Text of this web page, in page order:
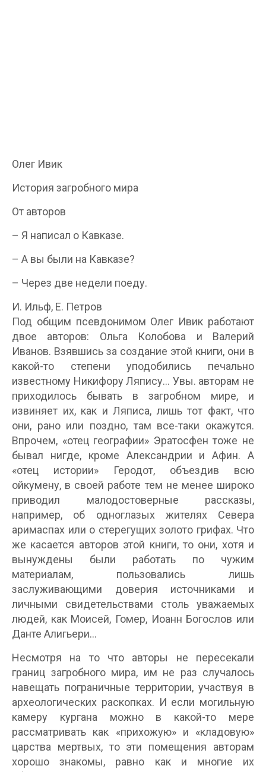
Олег Ивик
История загробного мира
От авторов
– Я написал о Кавказе.
– А вы были на Кавказе?
– Через две недели поеду.
И. Ильф, Е. Петров
Под общим псевдонимом Олег Ивик работают
двое авторов: Ольга Колобова и Валерий
Иванов. Взявшись за создание этой книги, они в
какой-то степени уподобились печально
известному Никифору Ляпису… Увы. авторам не
приходилось бывать в загробном мире, и
извиняет их, как и Ляписа, лишь тот факт, что
они, рано или поздно, там все-таки окажутся.
Впрочем, «отец географии» Эратосфен тоже не
бывал нигде, кроме Александрии и Афин. А
«отец истории» Геродот, объездив всю
ойкумену, в своей работе тем не менее широко
приводил малодостоверные рассказы,
например, об одноглазых жителях Севера
аримаспах или о стерегущих золото грифах. Что
же касается авторов этой книги, то они, хотя и
вынуждены были работать по чужим
материалам, пользовались лишь
заслуживающими доверия источниками и
личными свидетельствами столь уважаемых
людей, как Моисей, Гомер, Иоанн Богослов или
Данте Алигьери…
Несмотря на то что авторы не пересекали
границ загробного мира, им не раз случалось
навещать пограничные территории, участвуя в
археологических раскопках. И если могильную
камеру кургана можно в какой-то мере
рассматривать как «прихожую» и «кладовую»
царства мертвых, то эти помещения авторам
хорошо знакомы, равно как и многие их